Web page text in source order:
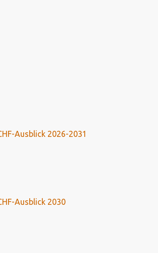
Ausblick 2026-2031
Ausblick 2030